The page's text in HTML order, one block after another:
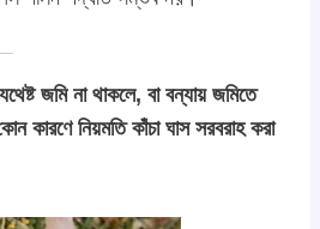
জমি না থাকলে, বা বন্যায় জমিতে
কারণে নিয়মতি কাঁচা ঘাস সরবরাহ করা